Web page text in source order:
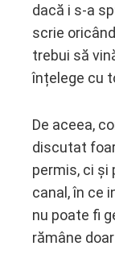
dacă i s-a
scrie
trebui să
înțelege cu
De aceea,
discutat
permis, ci și
canal, în ce
nu poate fi
rămâne